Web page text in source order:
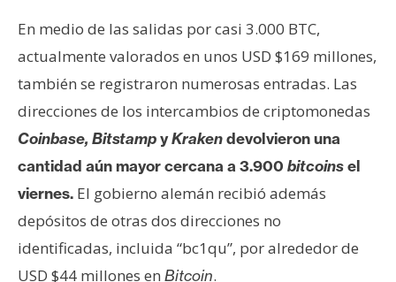
y
P
u
l
i
c
i
a
d
En medio de las salidas por casi 3.000 BTC,
actualmente valorados en unos USD $169 millones,
también se registraron numerosas entradas. Las
direcciones de los intercambios de criptomonedas
Coinbase, BitstampyKrakendevolvieron una
cantidad aún mayor cercana a 3.900 bitcoinsel
viernes. El gobierno alemán recibió además
depósitos de otras dos direcciones no
identificadas, incluida “bc1qu”, por alrededor de
USD $44 millones en Bitcoin.